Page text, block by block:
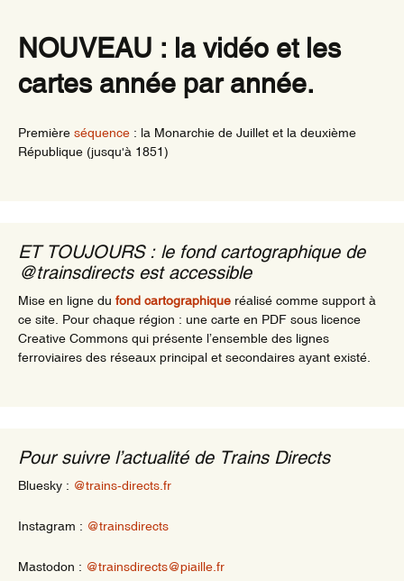
NOUVEAU : la vidéo et les
cartes année par année.
Première séquence : la Monarchie de Juillet et la deuxième
République (jusqu'à 1851)
ET TOUJOURS : le fond cartographique de
@trainsdirects est accessible
Mise en ligne du fond cartographique réalisé comme support à
ce site. Pour chaque région : une carte en PDF sous licence
Creative Commons qui présente l’ensemble des lignes
ferroviaires des réseaux principal et secondaires ayant existé.
Pour suivre l’actualité de Trains Directs
Bluesky : @trains-directs.fr
Instagram : @trainsdirects
Mastodon : @trainsdirects@piaille.fr